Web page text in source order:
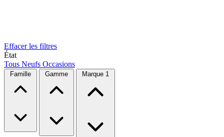
Effacer les filtres
État
Tous Neufs Occasions
Famille Gamme Marque 1